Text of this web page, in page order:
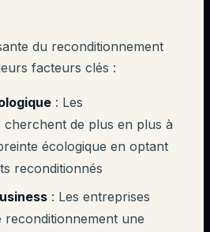
du reconditionnement
facteurs clés :
: Les
de plus en plus à
écologique en optant
reconditionnés
: Les entreprises
une